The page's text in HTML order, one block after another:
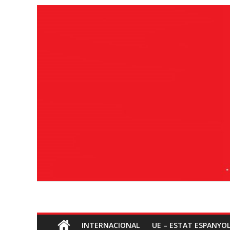
Socialisme
INTERNACIONAL UE – ESTAT ESPANYOL